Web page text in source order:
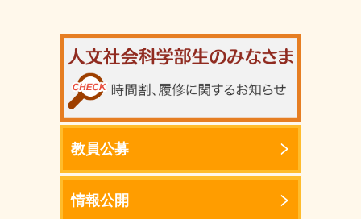
教員公募
情報公開